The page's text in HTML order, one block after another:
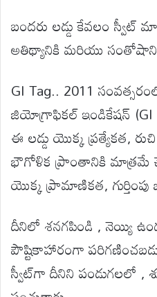
బందరు లడ్డు కేవలం స్వీట్
అతిథ్యానికి మరియు
GI Tag.. 2011
జియోగ్రాఫికల్ ఇండికేషన్ (GI
ఈ లడ్డు యొక్క ప్రత్యేకత,
భౌగోళిక ప్రాంతానికి మాత్రమే
యొక్క ప్రామాణికత,
దీనిలో శనగపిండి , నెయ్యి
పౌష్టికాహారంగా
స్వీట్‌గా దీనిని పండుగలలో ,